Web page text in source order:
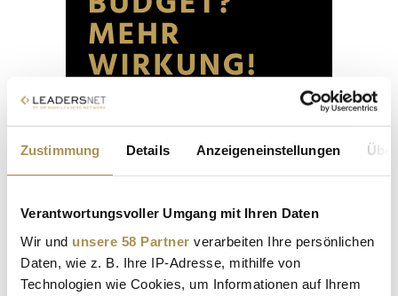
Zustimmung Details Anzeigeneinstellungen
Verantwortungsvoller Umgang mit Ihren Daten
Wir und unsere 58 Partner verarbeiten Ihre persönlichen
Daten, wie z. B. Ihre IP-Adresse, mithilfe von
Technologien wie Cookies, um Informationen auf Ihrem